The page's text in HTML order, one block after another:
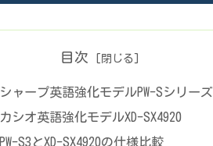
目次
シャープ英語強化モデルPW-Sシリーズ
カシオ英語強化モデルXD-SX4920
PW-S3とXD-SX4920の仕様比較